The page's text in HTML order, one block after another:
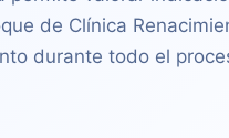
de Clínica
durante todo el